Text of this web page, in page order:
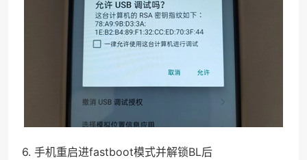
6. 手机重启进fastboot模式并解锁BL后